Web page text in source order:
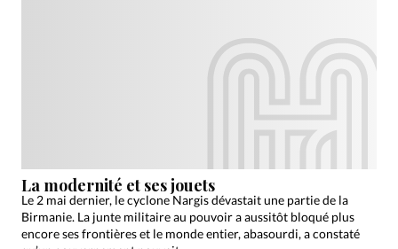
La modernité et ses jouets
Le 2 mai dernier, le cyclone Nargis dévastait une partie de la
Birmanie. La junte militaire au pouvoir a aussitôt bloqué plus
encore ses frontières et le monde entier, abasourdi, a constaté